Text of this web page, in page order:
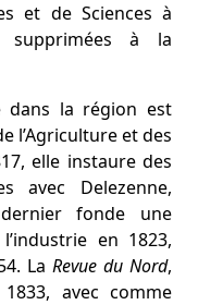
et de Sciences à
à la
dans la région est
l’Agriculture et des
elle instaure des
avec Delezenne,
fonde une
en 1823,
La Revue du Nord,
avec comme